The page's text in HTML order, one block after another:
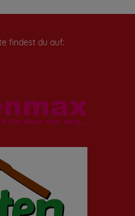
findest du auf: